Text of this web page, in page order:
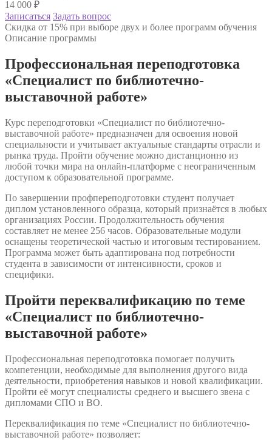
14 000 ₽
Записаться Задать вопрос
Скидка от 15% при выборе двух и более программ обучения
Описание программы
Профессиональная переподготовка
«Специалист по библиотечно-
выставочной работе»
Курс переподготовки «Специалист по библиотечно-
выставочной работе» предназначен для освоения новой
специальности и учитывает актуальные стандарты отрасли и
рынка труда. Пройти обучение можно дистанционно из
любой точки мира на онлайн-платформе с неограниченным
доступом к образовательной программе.
По завершении профпереподготовки студент получает
диплом установленного образца, который признаётся в любых
организациях России. Продолжительность обучения
составляет не менее 256 часов. Образовательные модули
оснащены теоретической частью и итоговым тестированием.
Программа может быть адаптирована под потребности
студента в зависимости от интенсивности, сроков и
специфики.
Пройти переквалификацию по теме
«Специалист по библиотечно-
выставочной работе»
Профессиональная переподготовка помогает получить
компетенции, необходимые для выполнения другого вида
деятельности, приобретения навыков и новой квалификации.
Пройти её могут специалисты среднего и высшего звена с
дипломами СПО и ВО.
Переквалификация по теме «Специалист по библиотечно-
выставочной работе» позволяет: